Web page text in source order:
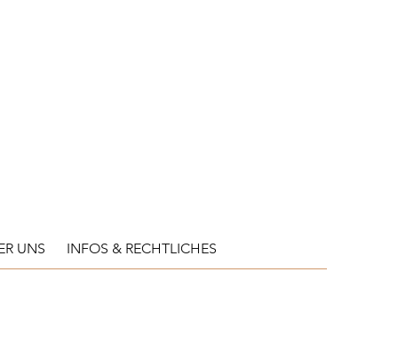
UNS INFOS & RECHTLICHES